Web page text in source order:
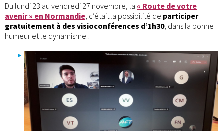
Du lundi 23 au vendredi 27 novembre, la « Route de votre
avenir » en Normandie , c’était la possibilité de participer
gratuitement à des visioconférences d’1h30, dans la bonne
humeur et le dynamisme !